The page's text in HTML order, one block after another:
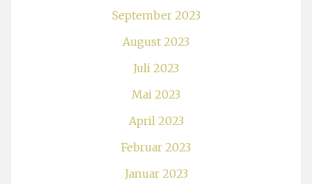
September 2023
August 2023
Juli 2023
Mai 2023
April 2023
Februar 2023
Januar 2023